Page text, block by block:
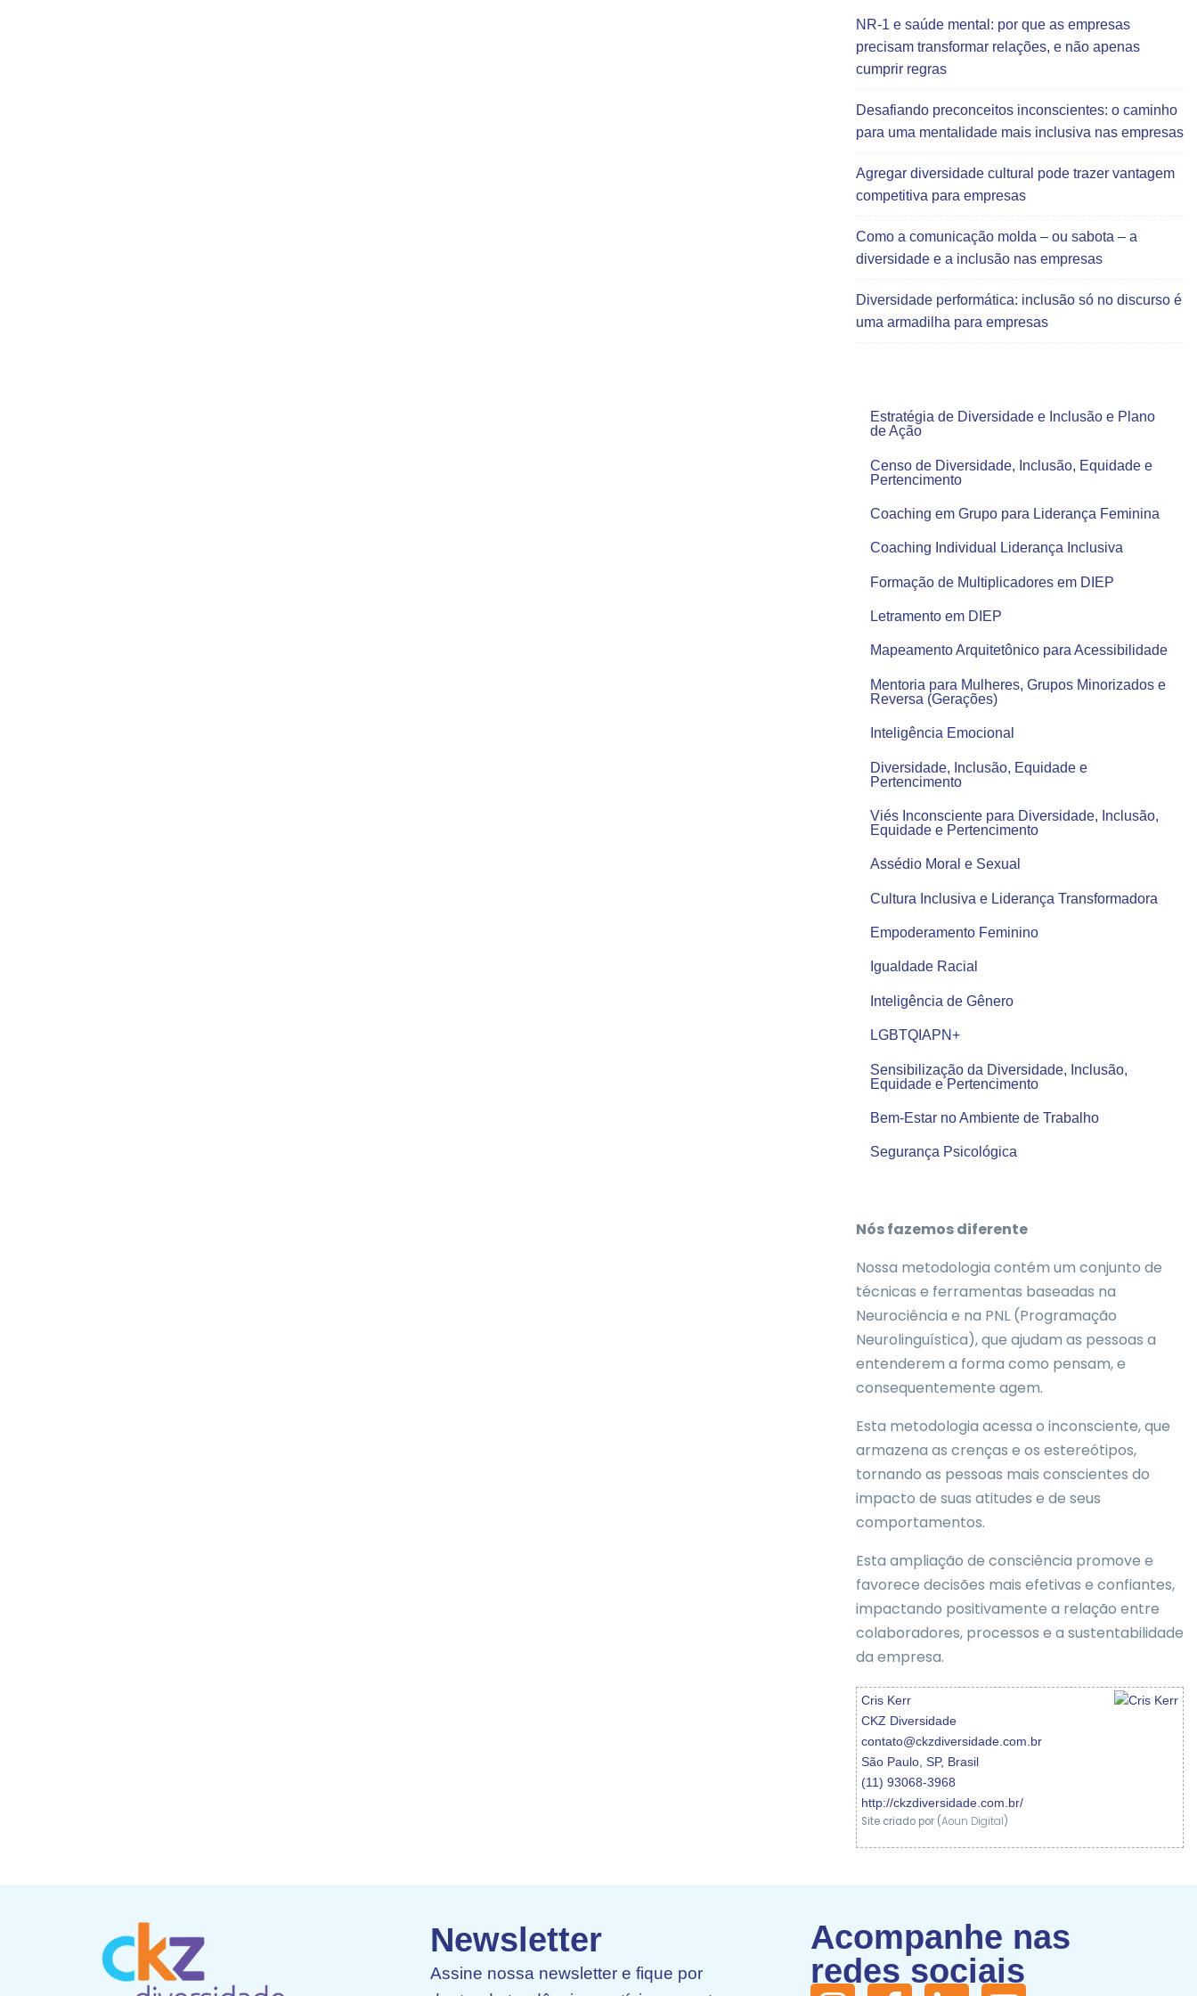
NR-1 e saúde mental: por que as empresas
precisam transformar relações, e não apenas
cumprir regras
Desafiando preconceitos inconscientes: o caminho
para uma mentalidade mais inclusiva nas empresas
Agregar diversidade cultural pode trazer vantagem
competitiva para empresas
Como a comunicação molda – ou sabota – a
diversidade e a inclusão nas empresas
Diversidade performática: inclusão só no discurso é
uma armadilha para empresas
Estratégia de Diversidade e Inclusão e Plano
de Ação
Censo de Diversidade, Inclusão, Equidade e
Pertencimento
Coaching em Grupo para Liderança Feminina
Coaching Individual Liderança Inclusiva
Formação de Multiplicadores em DIEP
Letramento em DIEP
Mapeamento Arquitetônico para Acessibilidade
Mentoria para Mulheres, Grupos Minorizados e
Reversa (Gerações)
Inteligência Emocional
Diversidade, Inclusão, Equidade e
Pertencimento
Viés Inconsciente para Diversidade, Inclusão,
Equidade e Pertencimento
Assédio Moral e Sexual
Cultura Inclusiva e Liderança Transformadora
Empoderamento Feminino
Igualdade Racial
Inteligência de Gênero
LGBTQIAPN+
Sensibilização da Diversidade, Inclusão,
Equidade e Pertencimento
Bem-Estar no Ambiente de Trabalho
Segurança Psicológica
Nós fazemos diferente
Nossa metodologia contém um conjunto de
técnicas e ferramentas baseadas na
Neurociência e na PNL (Programação
Neurolinguística), que ajudam as pessoas a
entenderem a forma como pensam, e
consequentemente agem.
Esta metodologia acessa o inconsciente, que
armazena as crenças e os estereótipos,
tornando as pessoas mais conscientes do
impacto de suas atitudes e de seus
comportamentos.
Esta ampliação de consciência promove e
favorece decisões mais efetivas e confiantes,
impactando positivamente a relação entre
colaboradores, processos e a sustentabilidade
da empresa.
Cris Kerr
CKZ Diversidade
contato@ckzdiversidade.com.br
São Paulo SP, Brasil
(11) 93068-3968
http://ckzdiversidade.com.br/
Site criado por (Aoun Digital)
Newsletter
Assine nossa newsletter e fique por
Acompanhe nas
redes sociais